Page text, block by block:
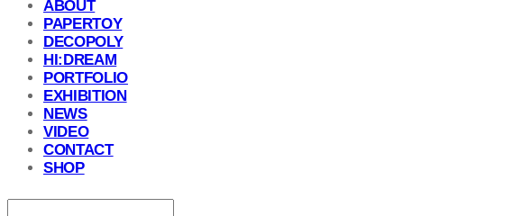
ABOUT
PAPERTOY
DECOPOLY
HI:DREAM
PORTFOLIO
EXHIBITION
NEWS
VIDEO
CONTACT
SHOP